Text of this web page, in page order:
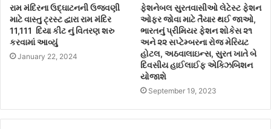
રામ મંદિરના ઉદ્ઘાટનની ઉજવણી
માટે વાસ્તુ ટ્રસ્ટ દ્વારા રામ મંદિર
11,111 દિયા કીટ નું વિતરણ શરુ
કરવામાં આવ્યું
January 22, 2024
ફેશનેબલ સુરતવાસીઓ લેટેસ્ટ ફેશન
ઓફર જોવા માટે તૈયાર થઈ જાઓ,
ભારતનું પ્રીમિયર ફેશન શોકેસ ૨૧
અને ૨૨ સપ્ટેમ્બરના રોજ મેરિયટ
હોટલ, અઠવાલાઇન્સ, સુરત ખાતે બે
દિવસીય હાઈલાઈફ એક્ઝિબિશન
યોજાશે
September 19, 2023